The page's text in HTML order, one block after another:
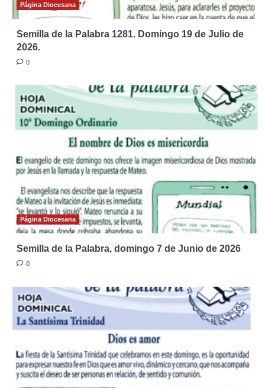
Página Diocesana
Semilla de la Palabra 1281. Domingo 19 de Julio de
2026.
0
Página Diocesana
Semilla de la Palabra, domingo 7 de Junio de 2026
0